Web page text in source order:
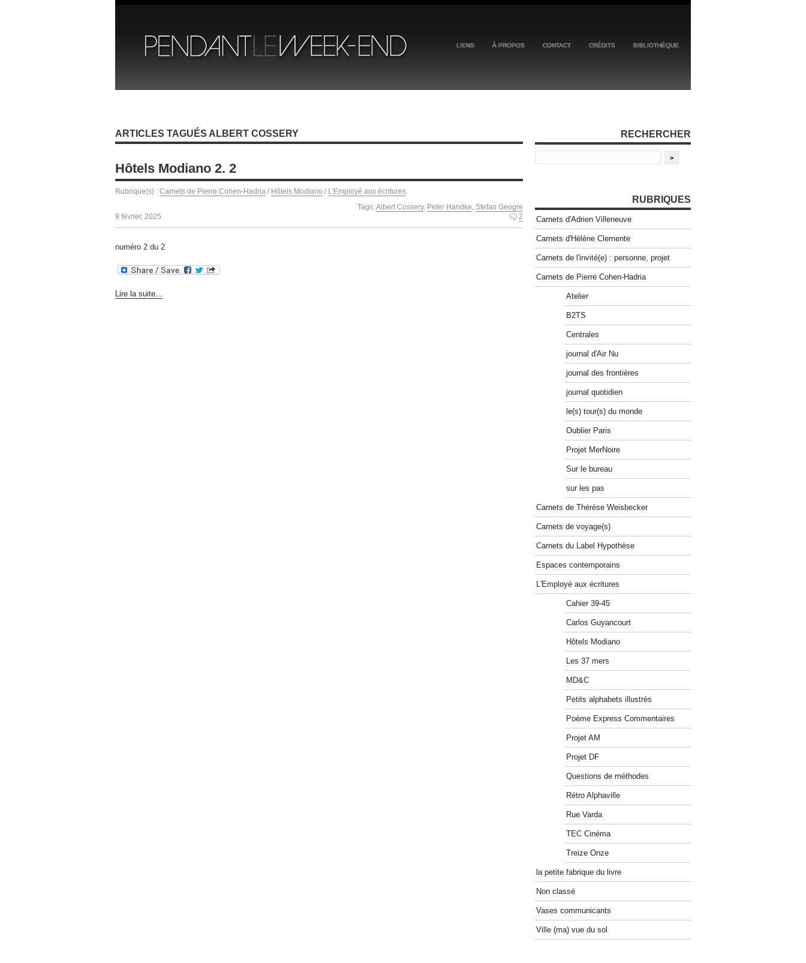
LIENS À PROPOS CONTACT CRÉDITS BIBLIOTHÈQUE
ARTICLES TAGUÉS ALBERT COSSERY
Hôtels Modiano 2. 2
Rubrique(s) : Carnets de Pierre Cohen-Hadria / Hôtels Modiano / L'Employé aux écritures
Tags:Albert Cossery, Peter Handke, Stefan Geogre
9 février, 2025
2
numéro 2 du 2
Lire la suite...
RECHERCHER
RUBRIQUES
Carnets d'Adrien Villeneuve
Carnets d'Hélène Clemente
Carnets de l'invité(e) : personne, projet
Carnets de Pierre Cohen-Hadria
Atelier
B2TS
Centrales
journal d'Air Nu
journal des frontières
journal quotidien
le(s) tour(s) du monde
Oublier Paris
Projet MerNoire
Sur le bureau
sur les pas
Carnets de Thérèse Weisbecker
Carnets de voyage(s)
Carnets du Label Hypothèse
Espaces contemporains
L'Employé aux écritures
Cahier 39-45
Carlos Guyancourt
Hôtels Modiano
Les 37 mers
MD&C
Petits alphabets illustrés
Poème Express Commentaires
Projet AM
Projet DF
Questions de méthodes
Rétro Alphaville
Rue Varda
TEC Cinéma
Treize Onze
la petite fabrique du livre
Non classé
Vases communicants
Ville (ma) vue du sol